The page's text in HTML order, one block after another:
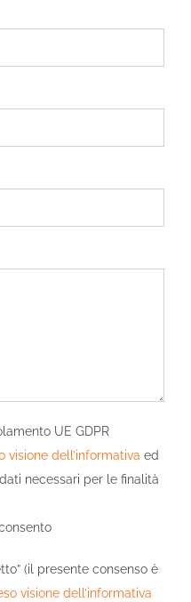
UE GDPR
visione dell’informativa ed
necessari per le finalità
(il presente consenso è
visione dell’informativa